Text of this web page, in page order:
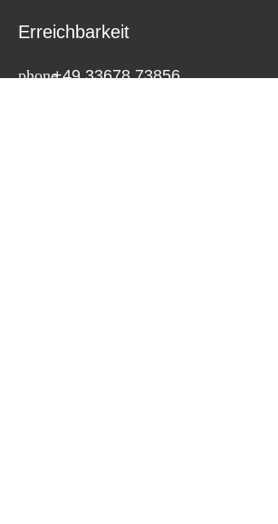
Erreichbarkeit
+49 33678 73856